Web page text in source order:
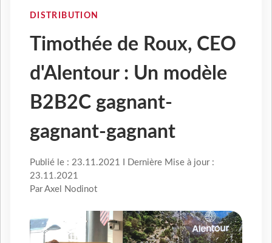
DISTRIBUTION
Timothée de Roux, CEO
d'Alentour : Un modèle
B2B2C gagnant-
gagnant-gagnant
Publié le : 23.11.2021 I Dernière Mise à jour :
23.11.2021
Par Axel Nodinot